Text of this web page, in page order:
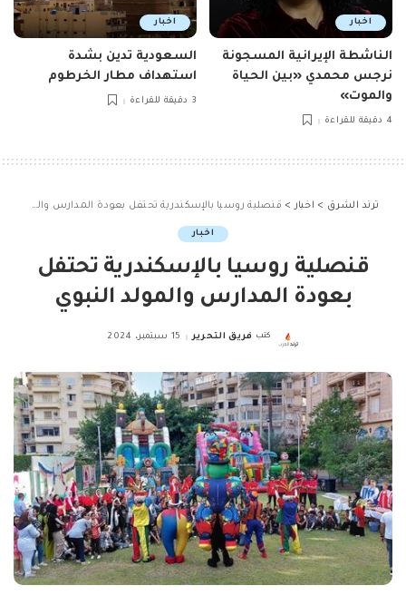
اخبار
الناشطة الإيرانية المسجونة
نرجس محمدي «بين الحياة
والموت»
4 دقيقة للقراءة
اخبار
السعودية تدين بشدة
استهداف مطار الخرطوم
3 دقيقة للقراءة
ترند الشرق > اخبار > قنصلية روسيا بالإسكندرية تحتفل بعودة المدارس والمولد النبوي
اخبار
قنصلية روسيا بالإسكندرية تحتفل
بعودة المدارس والمولد النبوي
Posted
كتب فريق التحرير 15 سبتمبر، 2024